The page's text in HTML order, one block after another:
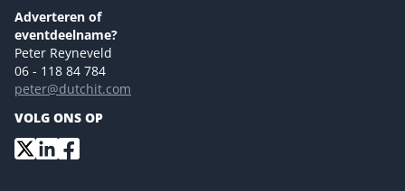
Versturen
Adverteren of
eventdeelname?
Peter Reyneveld
06 - 118 84 784
peter@dutchit.com
VOLG ONS OP